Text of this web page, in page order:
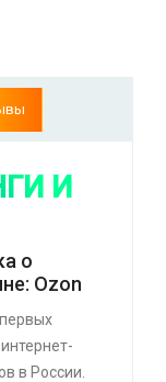
И
о
Ozon
в России.
не у